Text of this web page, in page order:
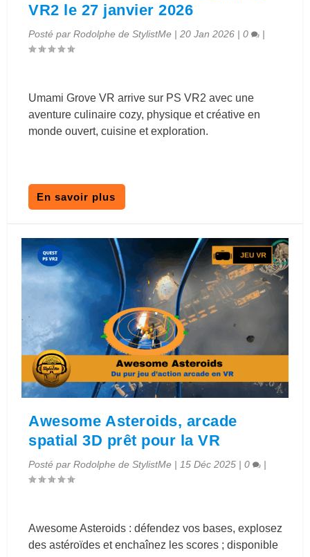
VR2 le 27 janvier 2026
Posté parRodolphe de StylistMe |20 Jan 2026 |0 |
Umami Grove VR arrive sur PS VR2 avec une
aventure culinaire cozy, physique et créative en
monde ouvert, cuisine et exploration.
En savoir plus
Awesome Asteroids, arcade
spatial 3D prêt pour la VR
Posté parRodolphe de StylistMe | 15 Déc 2025 |0 |
Awesome Asteroids : défendez vos bases, explosez
des astéroïdes et enchaînez les scores ; disponible